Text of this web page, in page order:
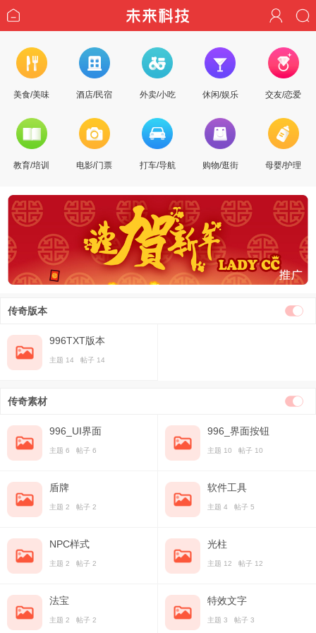
美食/美味 酒店/民宿 外卖/小吃 休闲/娱乐 交友/恋爱
教育/培训 电影/门票 打车/导航 购物/逛街 母婴/护理
传奇版本
996TXT版本
主题 14 帖子 14
传奇素材
996_UI界面
主题 6 帖子 6
996_界面按钮
主题 10 帖子 10
盾牌
主题 2 帖子 2
软件工具
主题 4 帖子 5
NPC样式
主题 2 帖子 2
光柱
主题 12 帖子 12
法宝
主题 2 帖子 2
特效文字
主题 3 帖子 3